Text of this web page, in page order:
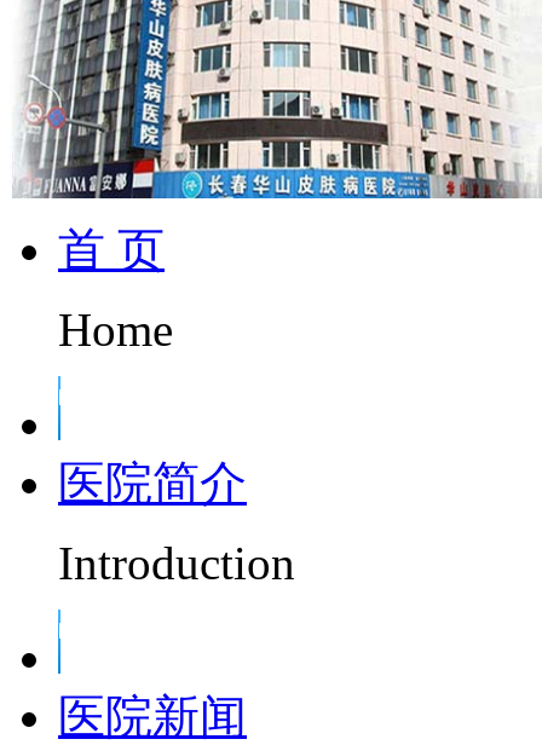
首 页
Home
医院简介
Introduction
医院新闻